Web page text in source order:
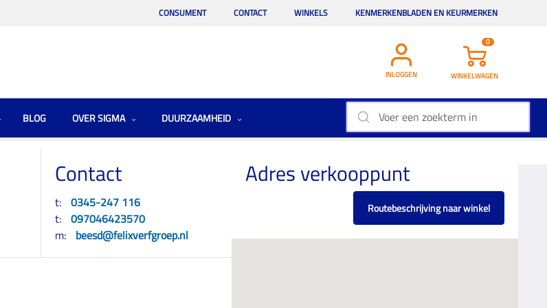
CONSUMENT CONTACT WINKELS KENMERKENBLADEN EN KEURMERKEN
INLOGGEN
0
WINKELWAGEN
BLOG OVER SIGMA DUURZAAMHEID
Contact
t: 0345-247 116
t: 097046423570
m:
beesd@felixverfgroep.nl
Adres verkooppunt
Routebeschrijving naar winkel